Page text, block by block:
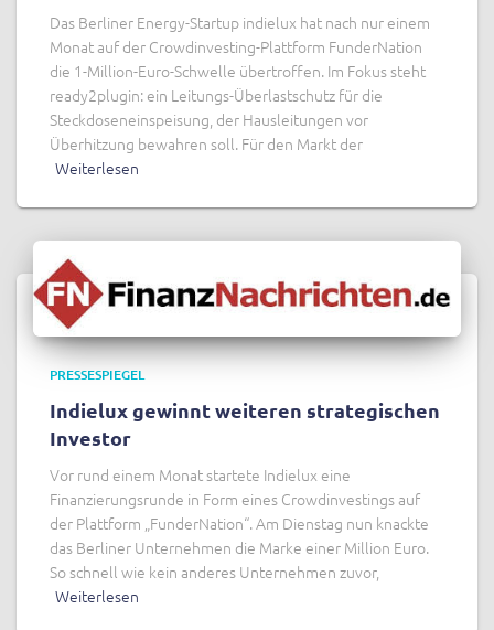
Das Berliner Energy-Startup indielux hat nach nur einem
Monat auf der Crowdinvesting-Plattform FunderNation
die 1-Million-Euro-Schwelle übertroffen. Im Fokus steht
ready2plugin: ein Leitungs-Überlastschutz für die
Steckdoseneinspeisung, der Hausleitungen vor
Überhitzung bewahren soll. Für den Markt der
Weiterlesen
PRESSESPIEGEL
Indielux gewinnt weiteren strategischen
Investor
Vor rund einem Monat startete Indielux eine
Finanzierungsrunde in Form eines Crowdinvestings auf
der Plattform „FunderNation“. Am Dienstag nun knackte
das Berliner Unternehmen die Marke einer Million Euro.
So schnell wie kein anderes Unternehmen zuvor,
Weiterlesen